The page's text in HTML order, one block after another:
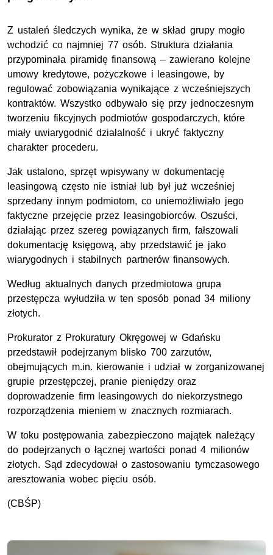
Z ustaleń śledczych wynika, że w skład grupy mogło
wchodzić co najmniej 77 osób. Struktura działania
przypominała piramidę finansową – zawierano kolejne
umowy kredytowe, pożyczkowe i leasingowe, by
regulować zobowiązania wynikające z wcześniejszych
kontraktów. Wszystko odbywało się przy jednoczesnym
tworzeniu fikcyjnych podmiotów gospodarczych, które
miały uwiarygodnić działalność i ukryć faktyczny
charakter procederu.
Jak ustalono, sprzęt wpisywany w dokumentację
leasingową często nie istniał lub był już wcześniej
sprzedany innym podmiotom, co uniemożliwiało jego
faktyczne przejęcie przez leasingobiorców. Oszuści,
działając przez szereg powiązanych firm, fałszowali
dokumentację księgową, aby przedstawić je jako
wiarygodnych i stabilnych partnerów finansowych.
Według aktualnych danych przedmiotowa grupa
przestępcza wyłudziła w ten sposób ponad 34 miliony
złotych.
Prokurator z Prokuratury Okręgowej w Gdańsku
przedstawił podejrzanym blisko 700 zarzutów,
obejmujących m.in. kierowanie i udział w zorganizowanej
grupie przestępczej, pranie pieniędzy oraz
doprowadzenie firm leasingowych do niekorzystnego
rozporządzenia mieniem w znacznych rozmiarach.
W toku postępowania zabezpieczono majątek należący
do podejrzanych o łącznej wartości ponad 4 milionów
złotych. Sąd zdecydował o zastosowaniu tymczasowego
aresztowania wobec pięciu osób.
(CBŚP)